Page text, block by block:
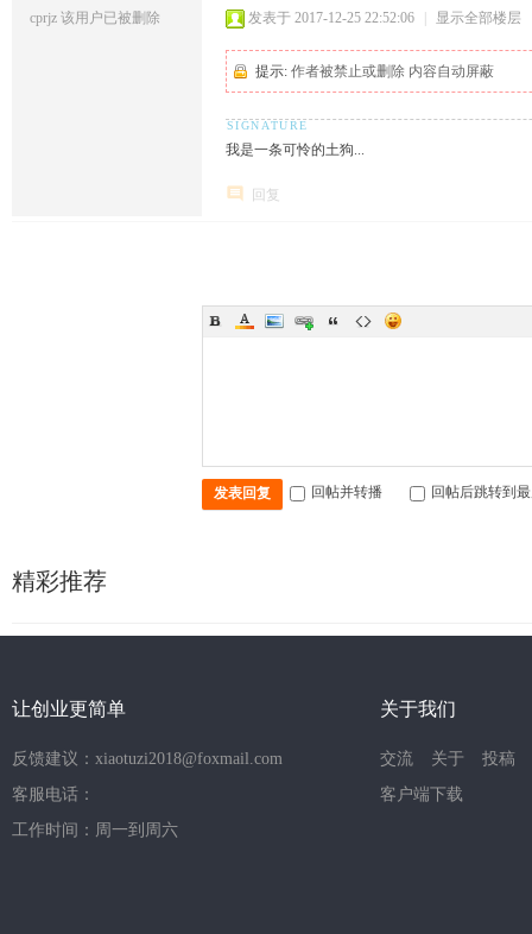
cprjz 该用户已被删除 发表于 2017-12-25 22:52:06 | 显示全部楼层
提示: 作者被禁止或删除 内容自动屏蔽
我是一条可怜的土狗...
回复
发表回复 回帖并转播 回帖后跳转到
精彩推荐
让创业更简单
反馈建议：xiaotuzi2018@foxmail.com
客服电话：
工作时间：周一到周六
关于我们
交流 关于
投稿
客户端下载